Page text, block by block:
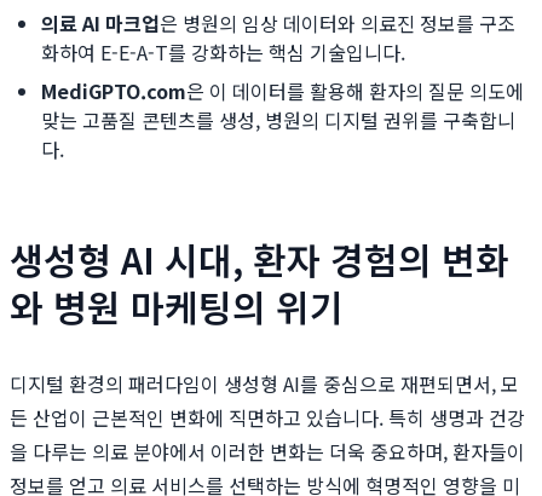
의료 AI 마크업은 병원의 임상 데이터와 의료진 정보를 구조
화하여 E-E-A-T를 강화하는 핵심 기술입니다.
MediGPTO.com은 이 데이터를 활용해 환자의 질문 의도에
맞는 고품질 콘텐츠를 생성, 병원의 디지털 권위를 구축합니
다.
생성형 AI 시대, 환자 경험의 변화
와 병원 마케팅의 위기
디지털 환경의 패러다임이 생성형 AI를 중심으로 재편되면서, 모
든 산업이 근본적인 변화에 직면하고 있습니다. 특히 생명과 건강
을 다루는 의료 분야에서 이러한 변화는 더욱 중요하며, 환자들이
정보를 얻고 의료 서비스를 선택하는 방식에 혁명적인 영향을 미